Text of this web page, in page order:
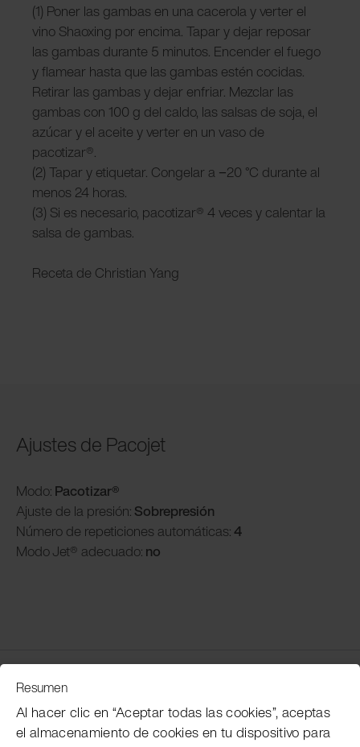
(1) Poner las gambas en una cacerola y verter el
vino Shaoxing por encima. Tapar y dejar reposar
las gambas durante 5 minutos. Encender el fuego
y flamear hasta que las gambas estén cocidas.
Retirar las gambas y dejar enfriar. Mezclar las
gambas con 100 g del caldo, las salsas de soja, el
azúcar y el aceite y verter en un vaso de
pacotizar®.
(2) Tapar y etiquetar. Congelar a −20 °C durante al
menos 24 horas.
(3) Si es necesario, pacotizar® 4 veces y calentar la
salsa de gambas.
Receta de Christian Yang
Ajustes de Pacojet
Modo: Pacotizar®
Ajuste de la presión: Sobrepresión
Número de repeticiones automáticas:4
ModoJet® adecuado: no
Servicio de atención al cliente
Subscribe Pacojet Newsletter
Resumen
Al hacer clic en “Aceptar todas las cookies”, aceptas
el almacenamiento de cookies en tu dispositivo para